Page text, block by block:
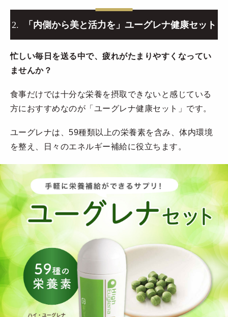
2. 「内側から美と活力を」ユーグレナ健康セット
忙しい毎日を送る中で、疲れがたまりやすくなってい
ませんか？
食事だけでは十分な栄養を摂取できないと感じている
方におすすめなのが「ユーグレナ健康セット」です。
ユーグレナは、59種類以上の栄養素を含み、体内環境
を整え、日々のエネルギー補給に役立ちます。